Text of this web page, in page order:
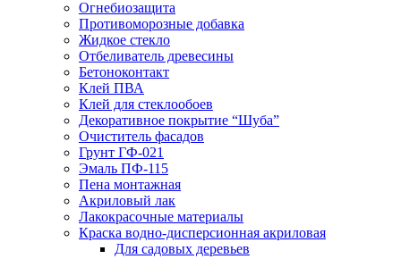
Огнебиозащита
Противоморозные добавка
Жидкое стекло
Отбеливатель древесины
Бетоноконтакт
Клей ПВА
Клей для стеклообоев
Декоративное покрытие “Шуба”
Очиститель фасадов
Грунт ГФ-021
Эмаль ПФ-115
Пена монтажная
Акриловый лак
Лакокрасочные материалы
Краска водно-дисперсионная акриловая
Для садовых деревьев